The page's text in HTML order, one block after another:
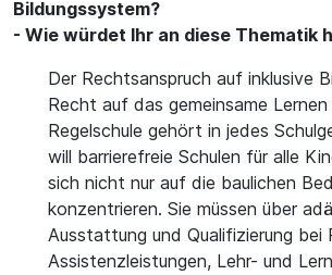
Bildungssystem?
- Wie würdet Ihr an diese Thematik
Der Rechtsanspruch auf inklusive
Recht auf das gemeinsame Lernen
Regelschule gehört in jedes
will barrierefreie Schulen für alle
sich nicht nur auf die baulichen
konzentrieren. Sie müssen über
Ausstattung und Qualifizierung bei
Assistenzleistungen, Lehr- und